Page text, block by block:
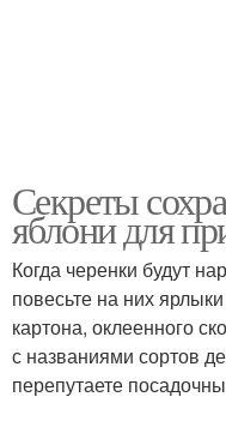
Секреты
яблони для
Когда черенки будут
повесьте на них
картона, оклеенного
с названиями сортов
перепутаете